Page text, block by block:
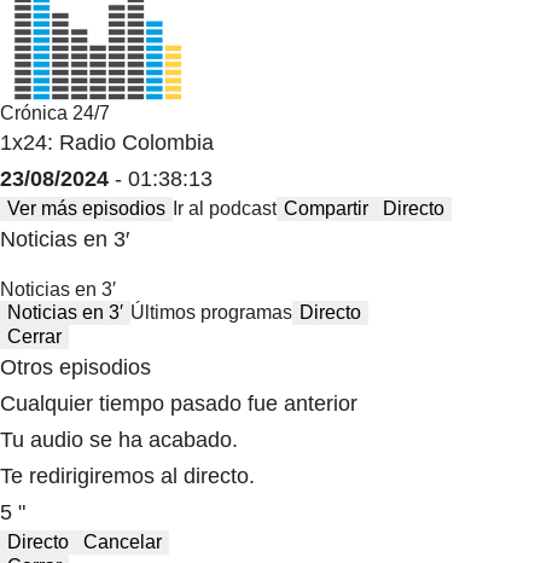
Crónica 24/7
1x24: Radio Colombia
23/08/2024 - 01:38:13
Ver más episodios Ir al podcast Compartir Directo
Noticias en 3′
Noticias en 3′
Noticias en 3′ Últimos programas Directo
Cerrar
Otros episodios
Cualquier tiempo pasado fue anterior
Tu audio se ha acabado.
Te redirigiremos al directo.
5 "
Directo
Cancelar